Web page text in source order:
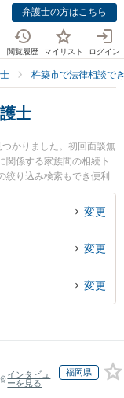
弁護士の方はこちら
閲覧履歴 マイリスト ログイン
杵築市で法律相談で
士
かりました。初回面談無
関係する家族間の相続ト
絞り込み検索もでき便利
弁護士のプロフィール情
築市で土日や夜間に発生
予約したい』などでお困
変更
変更
変更
インタビュ
ーを見る
福岡県